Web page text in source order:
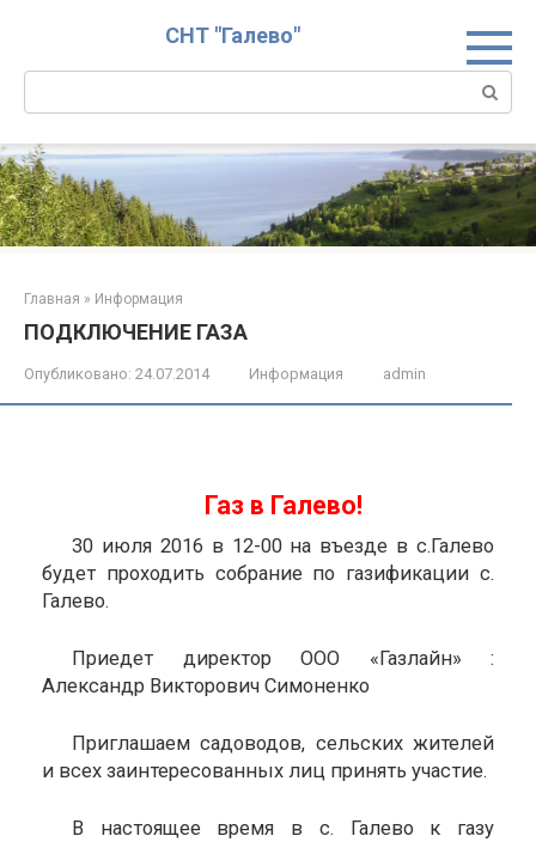
СНТ "Галево"
Поиск:
Главная » Информация
ПОДКЛЮЧЕНИЕ ГАЗА
Опубликовано: 24.07.2014 Информация admin
Газ в Галево!
30 июля 2016 в 12-00 на въезде в с.Галево
будет проходить собрание по газификации с.
Галево.
Приедет директор ООО «Газлайн» :
Александр Викторович Симоненко
Приглашаем садоводов, сельских жителей
и всех заинтересованных лиц принять участие.
В настоящее время в с. Галево к газу